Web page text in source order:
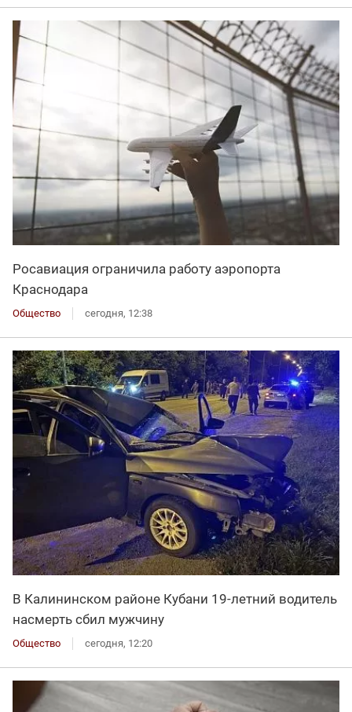
Росавиация ограничила работу аэропорта
Краснодара
Общество сегодня, 12:38
В Калининском районе Кубани 19-летний водитель
насмерть сбил мужчину
Общество сегодня, 12:20